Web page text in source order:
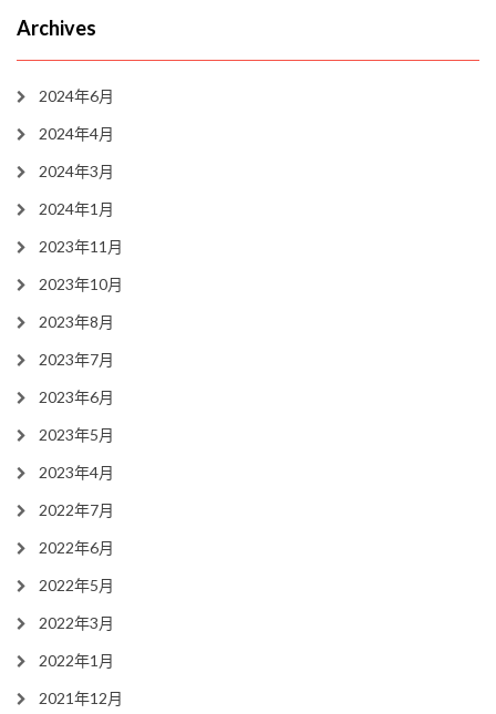
Archives
2024年6月
2024年4月
2024年3月
2024年1月
2023年11月
2023年10月
2023年8月
2023年7月
2023年6月
2023年5月
2023年4月
2022年7月
2022年6月
2022年5月
2022年3月
2022年1月
2021年12月